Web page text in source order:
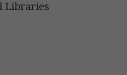
Libraries